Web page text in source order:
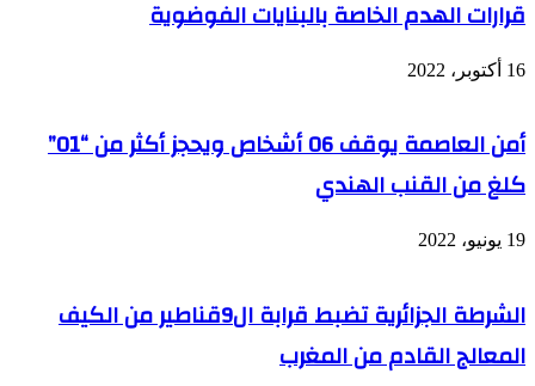
قرارات الهدم الخاصة بالبنايات الفوضوية
16 أكتوبر، 2022
أمن العاصمة يوقف 06 أشخاص ويحجز أكثر من “01”
كلغ من القنب الهندي
19 يونيو، 2022
الشرطة الجزائرية تضبط قرابة ال9قناطير من الكيف
المعالج القادم من المغرب